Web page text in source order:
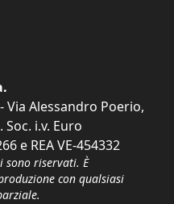
Via Alessandro Poerio,
Soc. i.v. Euro
e REA VE-454332
riservati. È
con qualsiasi